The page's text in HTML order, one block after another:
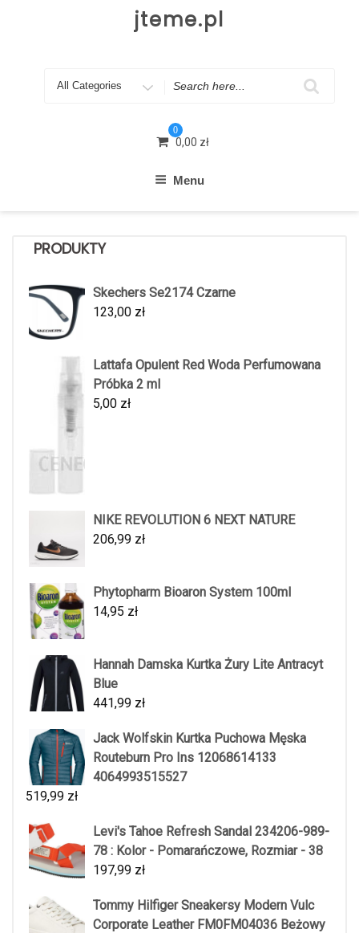
jteme.pl
Search
0
0,00 zł
Menu
PRODUKTY
Skechers Se2174 Czarne
123,00 zł
Lattafa Opulent Red Woda Perfumowana
Próbka 2 ml
5,00 zł
NIKE REVOLUTION 6 NEXT NATURE
206,99 zł
Phytopharm Bioaron System 100ml
14,95 zł
Hannah Damska Kurtka Żury Lite Antracyt
Blue
441,99 zł
Jack Wolfskin Kurtka Puchowa Męska
Routeburn Pro Ins 12068614133
4064993515527
519,99 zł
Levi's Tahoe Refresh Sandal 234206-989-
78 : Kolor - Pomarańczowe, Rozmiar - 38
197,99 zł
Tommy Hilfiger Sneakersy Modern Vulc
Corporate Leather FM0FM04036 Beżowy